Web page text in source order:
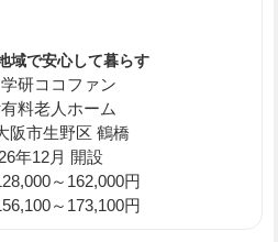
域で安心して暮らす
研ココファン
料老人ホーム
阪市生野区 鶴橋
年12月 開設
～162,000円
～173,100円